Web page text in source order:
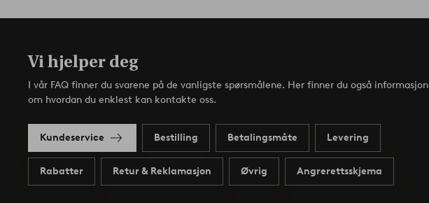
Vi hjelper deg
I vår FAQ finner du svarene på de vanligste spørsmålene. Her finner du også informasjon
om hvordan du enklest kan kontakte oss.
Kundeservice Bestilling Betalingsmåte Levering
Rabatter Retur & Reklamasjon Øvrig Angrerettsskjema